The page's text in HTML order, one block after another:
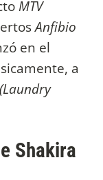
MTV
Anfibio
en el
a
Shakira